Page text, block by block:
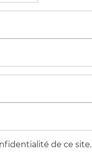
de ce site.